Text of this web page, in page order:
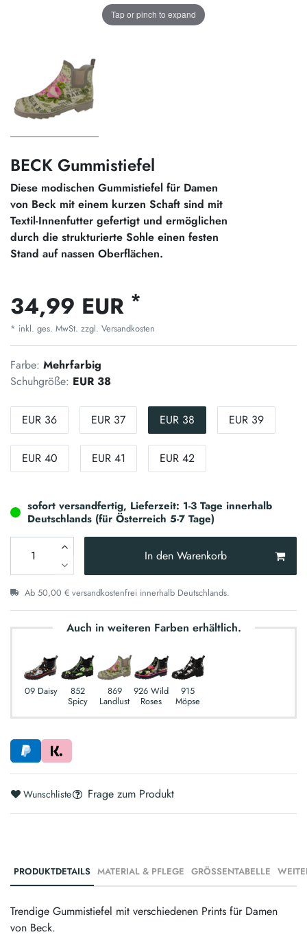
Tap or pinch to expand
BECK Gummistiefel
Diese modischen Gummistiefel für Damen
von Beck mit einem kurzen Schaft sind mit
Textil-Innenfutter gefertigt und ermöglichen
durch die strukturierte Sohle einen festen
Stand auf nassen Oberflächen.
34,99 EUR *
* inkl. ges. MwSt. zzgl. Versandkosten
Farbe: Mehrfarbig
Schuhgröße: EUR 38
EUR 36 EUR 37 EUR 38 EUR 39
EUR 40 EUR 41 EUR 42
sofort versandfertig, Lieferzeit: 1-3 Tage innerhalb
Deutschlands (für Österreich 5-7 Tage)
In den Warenkorb
Ab 50,00 € versandkostenfrei innerhalb Deutschlands.
Auch in weiteren Farben erhältlich.
09 Daisy 852
Spicy
869
Landlust
926 Wild
Roses
915
Möpse
Wunschliste Frage zum Produkt
PRODUKTDETAILS MATERIAL & PFLEGE GRÖSSENTABELLE
Trendige Gummistiefel mit verschiedenen Prints für Damen
von Beck.